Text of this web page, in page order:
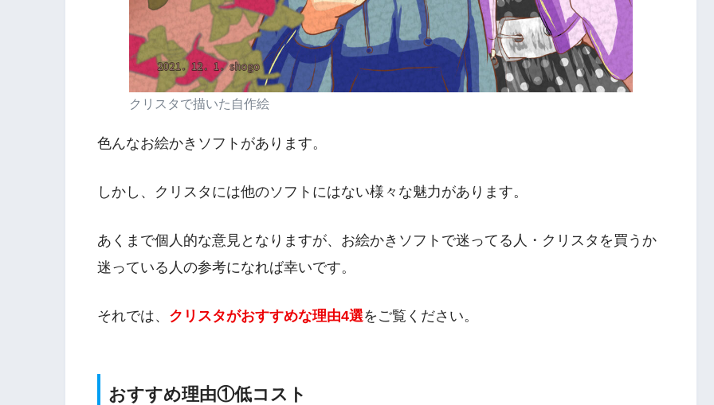
クリスタで描いた自作絵
色んなお絵かきソフトがあります。
しかし、クリスタには他のソフトにはない様々な魅力があります。
あくまで個人的な意見となりますが、お絵かきソフトで迷ってる人・クリスタを買うか
迷っている人の参考になれば幸いです。
それでは、 クリスタがおすすめな理由4選をご覧ください。
おすすめ理由①低コスト